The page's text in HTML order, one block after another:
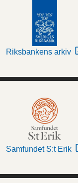
Riksbankens arkiv
Samfundet S:t Erik